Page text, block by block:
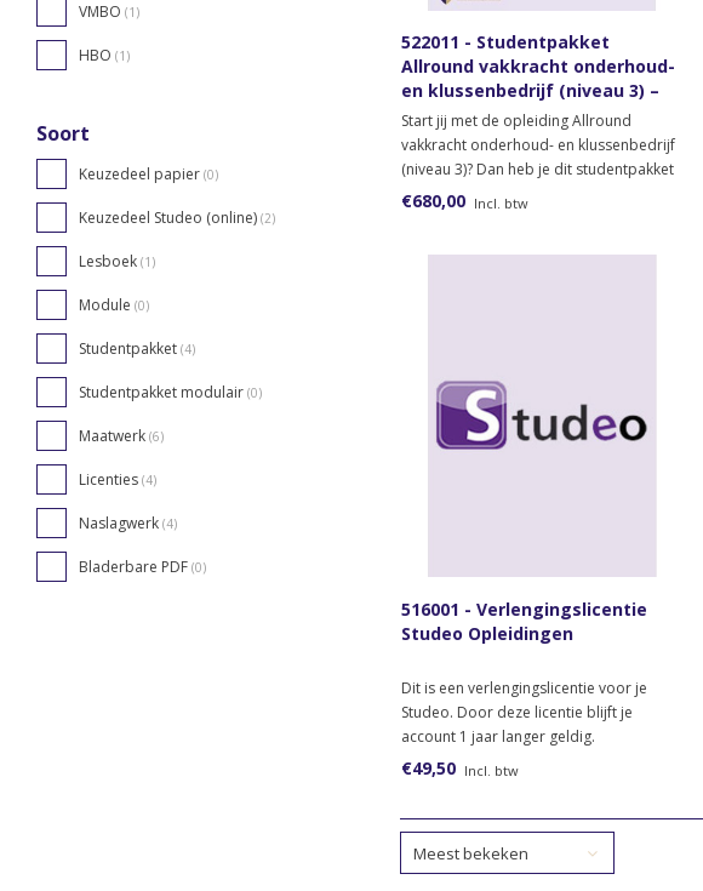
VMBO (1)
HBO (1)
Soort
Keuzedeel papier (0)
Keuzedeel Studeo (online) (2)
Lesboek (1)
Module (0)
Studentpakket (4)
Studentpakket modulair (0)
Maatwerk (6)
Licenties (4)
Naslagwerk (4)
Bladerbare PDF (0)
522011 - Studentpakket
Allround vakkracht onderhoud-
en klussenbedrijf (niveau 3) –
directe instroom
Start jij met de opleiding Allround
vakkracht onderhoud- en klussenbedrijf
(niveau 3)? Dan heb je dit studentpakket
nodig.
€680,00 Incl. btw
516001 - Verlengingslicentie
Studeo Opleidingen
Dit is een verlengingslicentie voor je
Studeo. Door deze licentie blijft je
account 1 jaar langer geldig.
€49,50 Incl. btw
Meest bekeken